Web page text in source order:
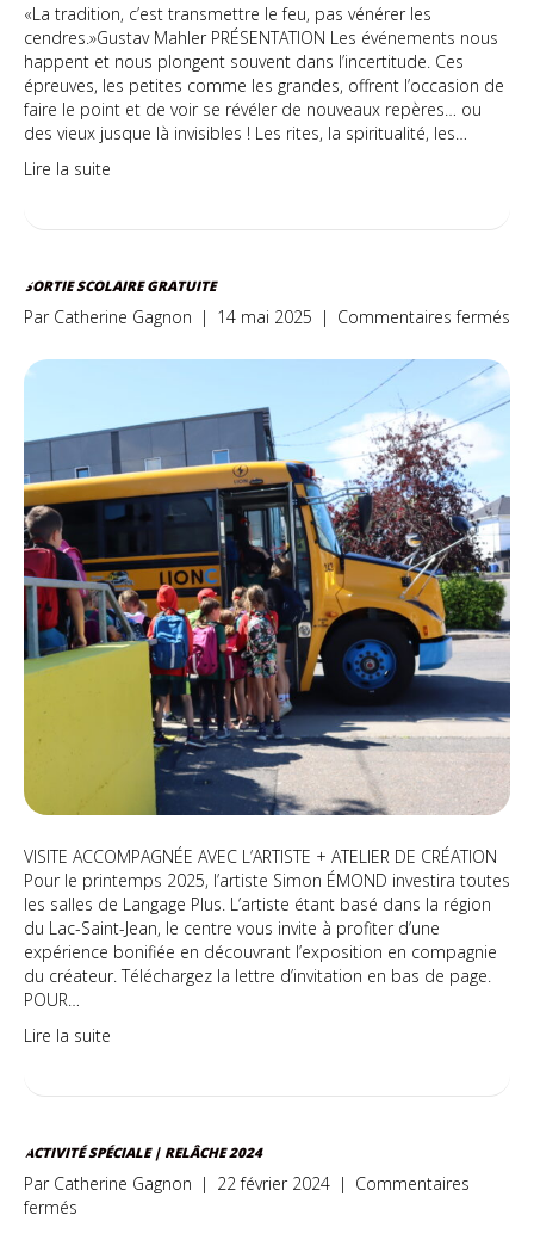
«La tradition, c’est transmettre le feu, pas vénérer les
cendres.»Gustav Mahler PRÉSENTATION Les événements nous
happent et nous plongent souvent dans l’incertitude. Ces
épreuves, les petites comme les grandes, offrent l’occasion de
faire le point et de voir se révéler de nouveaux repères… ou
des vieux jusque là invisibles ! Les rites, la spiritualité, les…
Lire la suite
SORTIE SCOLAIRE GRATUITE
Par Catherine Gagnon | 14 mai 2025 | Commentaires fermés
VISITE ACCOMPAGNÉE AVEC L’ARTISTE + ATELIER DE CRÉATION
Pour le printemps 2025, l’artiste Simon ÉMOND investira toutes
les salles de Langage Plus. L’artiste étant basé dans la région
du Lac-Saint-Jean, le centre vous invite à profiter d’une
expérience bonifiée en découvrant l’exposition en compagnie
du créateur. Téléchargez la lettre d’invitation en bas de page.
POUR…
Lire la suite
ACTIVITÉ SPÉCIALE | RELÂCHE 2024
Par Catherine Gagnon | 22 février 2024 | Commentaires
fermés